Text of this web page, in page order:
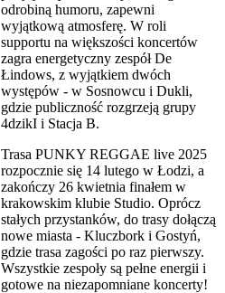
odrobiną humoru, zapewni
wyjątkową atmosferę. W roli
supportu na większości koncertów
zagra energetyczny zespół De
Łindows, z wyjątkiem dwóch
występów - w Sosnowcu i Dukli,
gdzie publiczność rozgrzeją grupy
4dzikI i Stacja B.
Trasa PUNKY REGGAE live 2025
rozpocznie się 14 lutego w Łodzi, a
zakończy 26 kwietnia finałem w
krakowskim klubie Studio. Oprócz
stałych przystanków, do trasy dołączą
nowe miasta - Kluczbork i Gostyń,
gdzie trasa zagości po raz pierwszy.
Wszystkie zespoły są pełne energii i
gotowe na niezapomniane koncerty!